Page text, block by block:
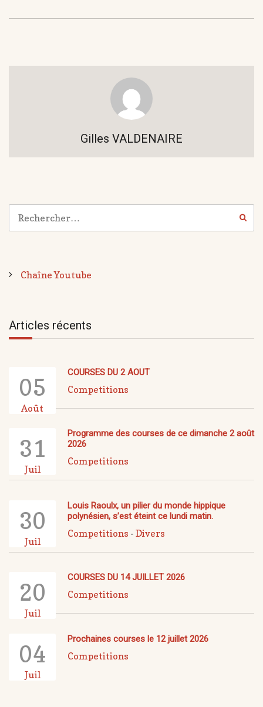
Gilles VALDENAIRE
Chaîne Youtube
Articles récents
05
Août
COURSES DU 2 AOUT
Competitions
31
Juil
Programme des courses de ce dimanche 2 août
2026
Competitions
30
Juil
Louis Raoulx, un pilier du monde hippique
polynésien, s’est éteint ce lundi matin.
Competitions - Divers
20
Juil
COURSES DU 14 JUILLET 2026
Competitions
04
Juil
Prochaines courses le 12 juillet 2026
Competitions